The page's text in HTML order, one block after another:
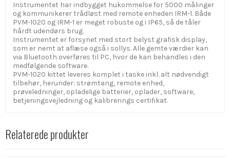
Instrumentet har indbygget hukommelse for 5000 målinger
og kommunikerer trådløst med remote enheden IRM-1. Både
PVM-1020 og IRM-1 er meget robuste og i IP65, så de tåler
hårdt udendørs brug.
Instrumentet er forsynet med stort belyst grafisk display,
som er nemt at aflæse også i sollys. Alle gemte værdier kan
via Bluetooth overføres til PC, hvor de kan behandles i den
medfølgende software.
PVM-1020 kittet leveres komplet i taske inkl. alt nødvendigt
tilbehør, herunder: strømtang, remote enhed,
prøveledninger, opladelige batterier, oplader, software,
betjeningsvejledning og kalibrerings certifikat.
Relaterede produkter